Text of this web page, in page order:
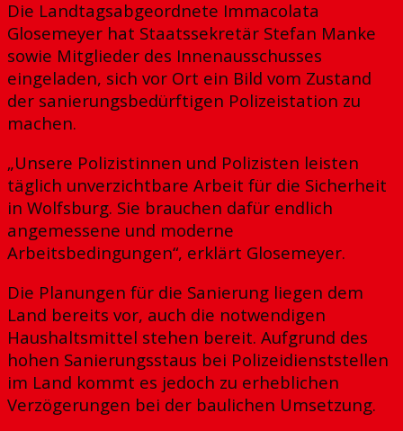
Die Landtagsabgeordnete Immacolata
Glosemeyer hat Staatssekretär Stefan Manke
sowie Mitglieder des Innenausschusses
eingeladen, sich vor Ort ein Bild vom Zustand
der sanierungsbedürftigen Polizeistation zu
machen.
„Unsere Polizistinnen und Polizisten leisten
täglich unverzichtbare Arbeit für die Sicherheit
in Wolfsburg. Sie brauchen dafür endlich
angemessene und moderne
Arbeitsbedingungen“, erklärt Glosemeyer.
Die Planungen für die Sanierung liegen dem
Land bereits vor, auch die notwendigen
Haushaltsmittel stehen bereit. Aufgrund des
hohen Sanierungsstaus bei Polizeidienststellen
im Land kommt es jedoch zu erheblichen
Verzögerungen bei der baulichen Umsetzung.